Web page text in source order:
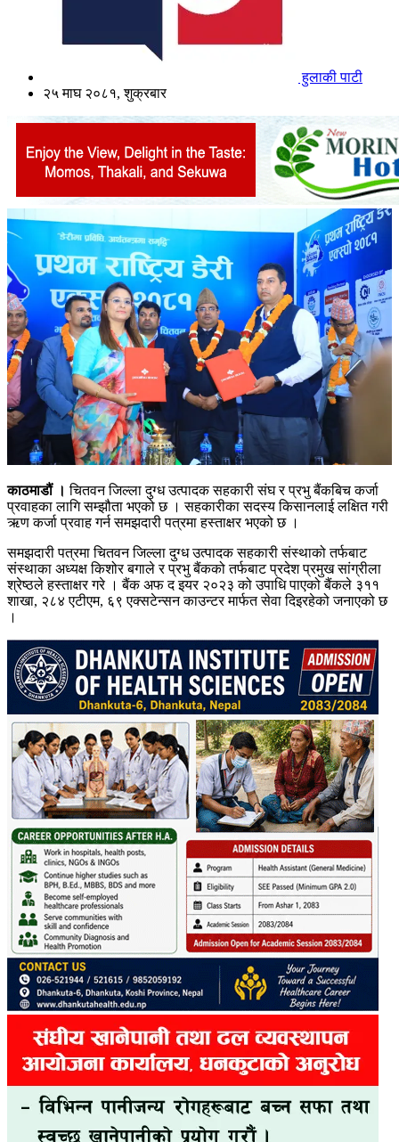
हुलाकी पाटी
२५ माघ २०८१, शुक्रबार
काठमाडौं । चितवन जिल्ला दुग्ध उत्पादक सहकारी संघ र प्रभु बैंकबिच कर्जा
प्रवाहका लागि सम्झौता भएको छ । सहकारीका सदस्य किसानलाई लक्षित गरी
ऋण कर्जा प्रवाह गर्न समझदारी पत्रमा हस्ताक्षर भएको छ ।
समझदारी पत्रमा चितवन जिल्ला दुग्ध उत्पादक सहकारी संस्थाको तर्फबाट
संस्थाका अध्यक्ष किशोर बगाले र प्रभु बैंकको तर्फबाट प्रदेश प्रमुख सांग्रीला
श्रेष्ठले हस्ताक्षर गरे । बैंक अफ द इयर २०२३ को उपाधि पाएको बैंकले ३११
शाखा, २८४ एटीएम, ६९ एक्सटेन्सन काउन्टर मार्फत सेवा दिइरहेको जनाएको छ
।